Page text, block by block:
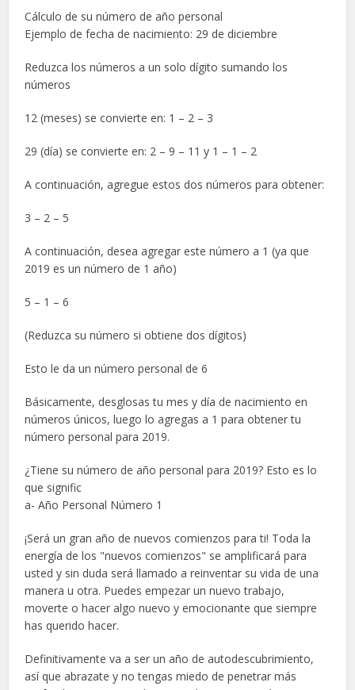
Cálculo de su número de año personal
Ejemplo de fecha de nacimiento: 29 de diciembre
Reduzca los números a un solo dígito sumando los
números
12 (meses) se convierte en: 1 – 2 – 3
29 (día) se convierte en: 2 – 9 – 11 y 1 – 1 – 2
A continuación, agregue estos dos números para obtener:
3 – 2 – 5
A continuación, desea agregar este número a 1 (ya que
2019 es un número de 1 año)
5 – 1 – 6
(Reduzca su número si obtiene dos dígitos)
Esto le da un número personal de 6
Básicamente, desglosas tu mes y día de nacimiento en
números únicos, luego lo agregas a 1 para obtener tu
número personal para 2019.
¿Tiene su número de año personal para 2019? Esto es lo
que signific
a- Año Personal Número 1
¡Será un gran año de nuevos comienzos para ti! Toda la
energía de los "nuevos comienzos" se amplificará para
usted y sin duda será llamado a reinventar su vida de una
manera u otra. Puedes empezar un nuevo trabajo,
moverte o hacer algo nuevo y emocionante que siempre
has querido hacer.
Definitivamente va a ser un año de autodescubrimiento,
así que abrazate y no tengas miedo de penetrar más